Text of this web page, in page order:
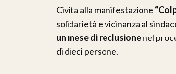
Civita alla manifestazione
solidarietà e vicinanza al
un mese di reclusionenel
di dieci persone.